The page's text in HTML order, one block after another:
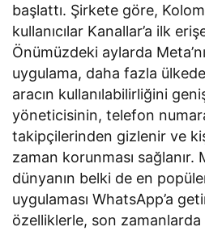
başlattı. Şirkete göre,
kullanıcılar Kanallar’a ilk
Önümüzdeki aylarda
uygulama, daha fazla
aracın kullanılabilirliğini
yöneticisinin, telefon
takipçilerinden gizlenir ve
zaman korunması sağlanır.
dünyanın belki de en
uygulaması WhatsApp’a
özelliklerle, son